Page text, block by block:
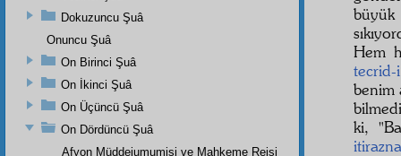
Hem
benim
ki,
Dokuzuncu Şuâ
Onuncu Şuâ
On Birinci Şuâ
On İkinci Şuâ
On Üçüncü Şuâ
On Dördüncü Şuâ
Afyon Müddeiumumisi ve Mahkeme Reisi